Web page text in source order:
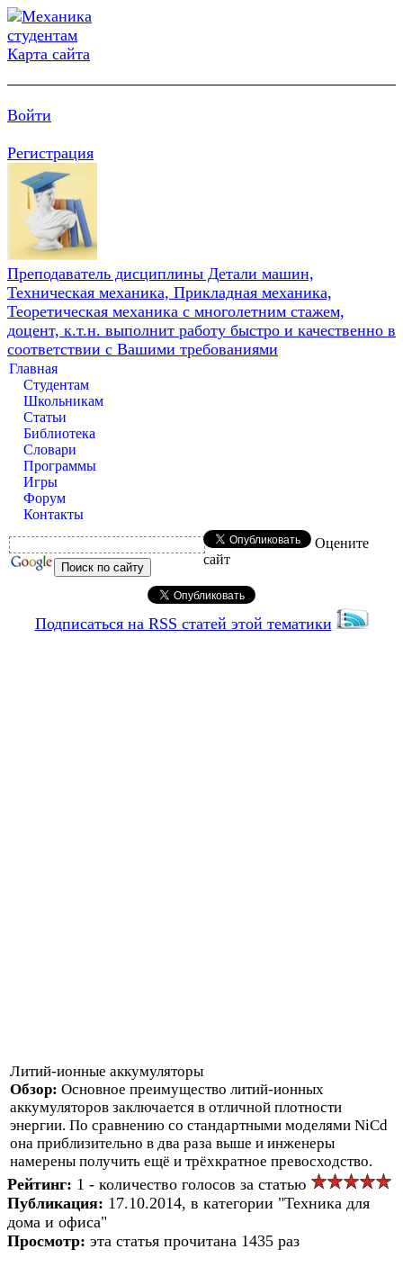
Карта сайта
Войти
Регистрация
Преподаватель дисциплины Детали машин,
Техническая механика, Прикладная механика,
Теоретическая механика с многолетним стажем,
доцент, к.т.н. выполнит работу быстро и качественно в
соответствии с Вашими требованиями
Главная
Студентам
Школьникам
Статьи
Библиотека
Словари
Программы
Игры
Форум
Контакты
Оцените
сайт
Подписаться на RSS статей этой тематики
Литий-ионные аккумуляторы
Обзор: Основное преимущество литий-ионных
аккумуляторов заключается в отличной плотности
энергии. По сравнению со стандартными моделями NiCd
она приблизительно в два раза выше и инженеры
намерены получить ещё и трёхкратное превосходство.
Рейтинг: 1 - количество голосов за статью
Публикация: 17.10.2014, в категории "Техника для
дома и офиса"
Просмотр: эта статья прочитана 1435 раз